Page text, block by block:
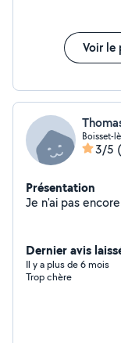
Voir le
Boisset-
3/5
Présentation
Dernier avis
Il y a plus de 6 mois
Trop chère